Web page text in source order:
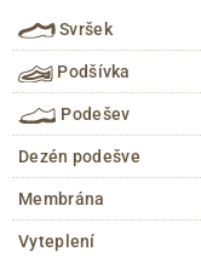
Svršek
Podšívka
Podešev
Dezén podešve
Membrána
Vyteplení